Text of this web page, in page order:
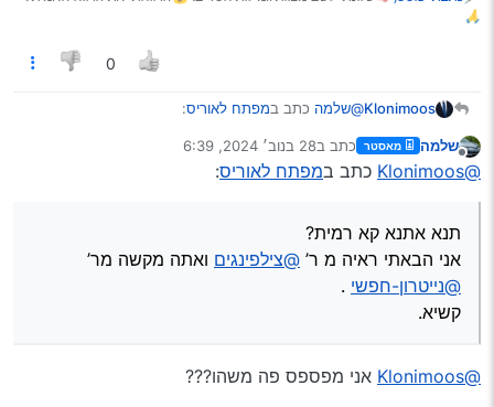
🙏
0
Klonimoos@שלמה כתב במפתח לאוריס:
@Klonimoos הוי אומר ש700 זה מחיר טוב
תנא אתנא קא רמית?
אני הבאתי ראיה מ ר’
@נייטרון-חפשי.
קשיא.
שלמה מאסטר כתב ב28 בנוב׳ 2024, 6:39
נערך לאחרונה על ידי
@Klonimoos כתב במפתח לאוריס:
תנא אתנא קא רמית?
אני הבאתי ראיה מ ר’ @צילפינגים ואתה מקשה מר’
@נייטרון-חפשי .
קשיא.
@Klonimoos
אני מפספס פה משהו???